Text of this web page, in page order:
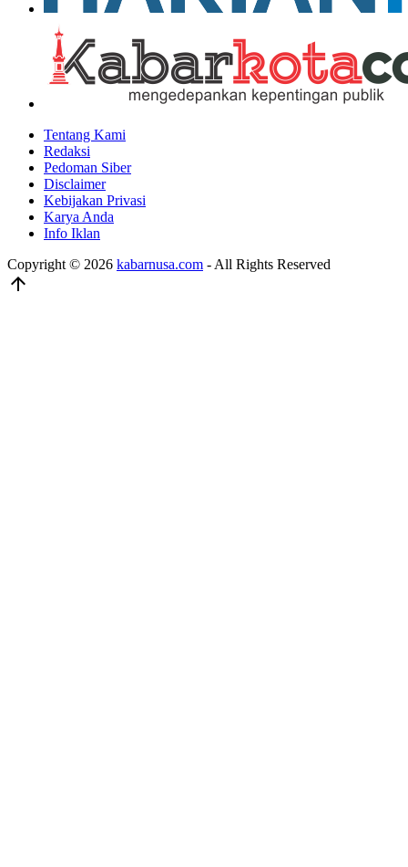
Tentang Kami
Redaksi
Pedoman Siber
Disclaimer
Kebijakan Privasi
Karya Anda
Info Iklan
Copyright © 2026 kabarnusa.com - All Rights Reserved
arrow_upward